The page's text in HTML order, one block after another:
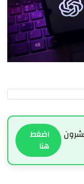
اضغط
هنا